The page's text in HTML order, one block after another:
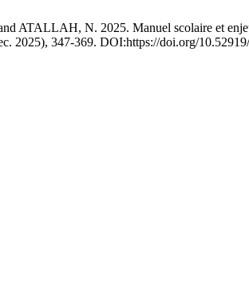
ATALLAH, N. 2025. Manuel scolaire et
2025), 347-369. DOI:https://doi.org/